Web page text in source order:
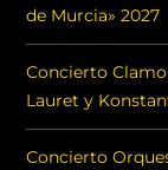
de Murcia» 2027
Concierto
Lauret y
Concierto